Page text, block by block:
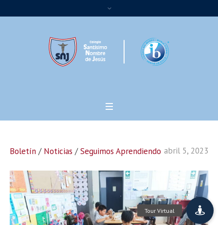
abril 5, 2023
Boletín / Noticias /Seguimos Aprendiendo